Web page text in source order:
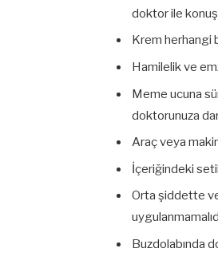
doktor ile
Krem herhangi
Hamilelik ve
Meme ucuna
doktorunuza
Araç veya
İçeriğindeki
Orta şiddette
Buzdolabında